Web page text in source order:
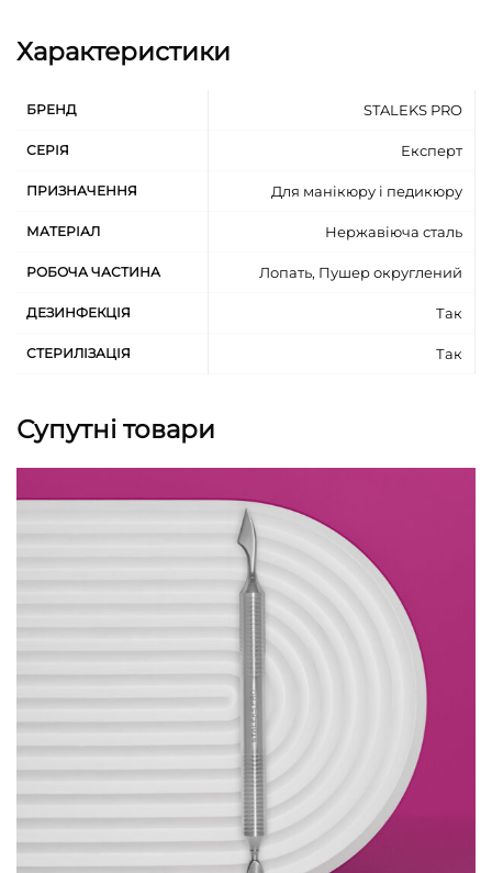
новим насічкам
рекомендовано для виконання манікюру та
педикюру
Характеристики
БРЕНД STALEKS PRO
СЕРІЯ Експерт
ПРИЗНАЧЕННЯ Для манікюру і педикюру
МАТЕРІАЛ Нержавіюча сталь
РОБОЧА ЧАСТИНА Лопать, Пушер округлений
ДЕЗИНФЕКЦІЯ Так
СТЕРИЛІЗАЦІЯ Так
Супутні товари